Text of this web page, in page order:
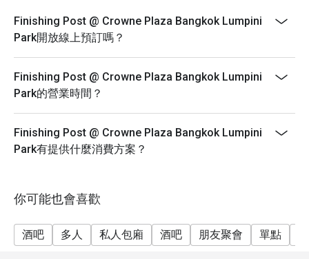
Finishing Post @ Crowne Plaza Bangkok Lumpini
Park開放線上預訂嗎？
Finishing Post @ Crowne Plaza Bangkok Lumpini
Park的營業時間？
Finishing Post @ Crowne Plaza Bangkok Lumpini
Park有提供什麼消費方案？
你可能也會喜歡
酒吧 多人 私人包廂 酒吧 朋友聚會 單點